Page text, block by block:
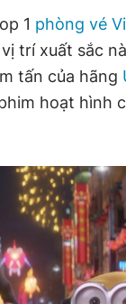
1 phòng vé
trí xuất sắc
tấn của hãng
hoạt hình